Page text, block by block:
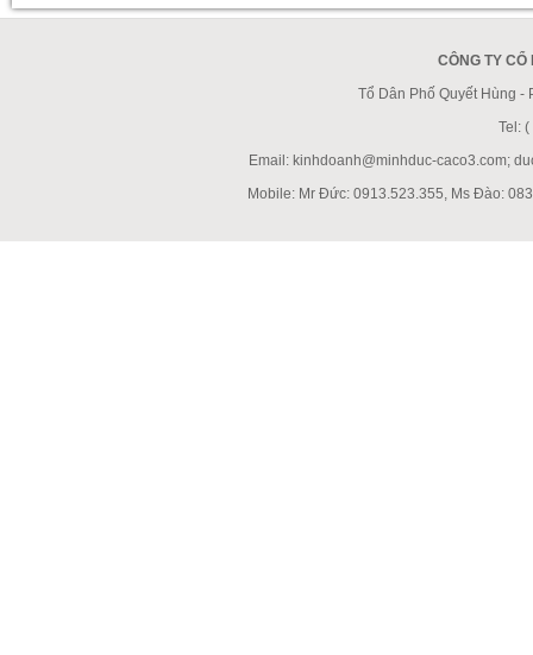
CÔNG TY
Tổ Dân Phố Quyết Hùng
Tel:
Email: kinhdoanh@minhduc-caco3.com;
Mobile: Mr Đức: 0913.523.355, Ms Đào: